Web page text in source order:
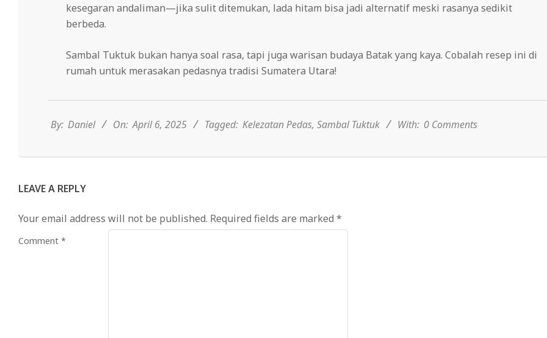
kesegaran andaliman—jika sulit ditemukan, lada hitam bisa jadi alternatif meski rasanya sedikit
berbeda.
Sambal Tuktuk bukan hanya soal rasa, tapi juga warisan budaya Batak yang kaya. Cobalah resep ini di
rumah untuk merasakan pedasnya tradisi Sumatera Utara!
06
By: Daniel On: April 6, 2025 Tagged: Kelezatan Pedas, Sambal Tuktuk With: 0 Comments
LEAVE A REPLY
Your email address will not be published. Required fields are marked *
Comment *